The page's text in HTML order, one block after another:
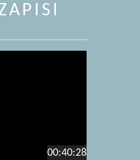
00:40:28